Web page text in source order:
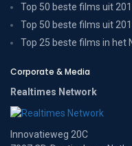
Top 50 beste films uit
Top 50 beste films uit
Top 25 beste films in het
Corporate & Media
Realtimes Network
Innovatieweg 20C